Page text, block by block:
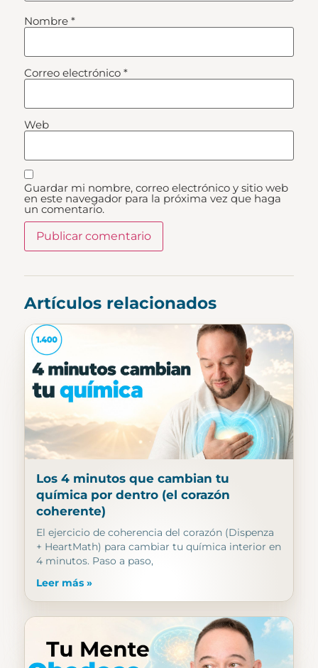
Nombre *
Correo electrónico *
Web
Guardar mi nombre, correo electrónico y sitio web
en este navegador para la próxima vez que haga
un comentario.
Artículos relacionados
Los 4 minutos que cambian tu
química por dentro (el corazón
coherente)
El ejercicio de coherencia del corazón (Dispenza
+ HeartMath) para cambiar tu química interior en
4 minutos. Paso a paso,
Leer más »